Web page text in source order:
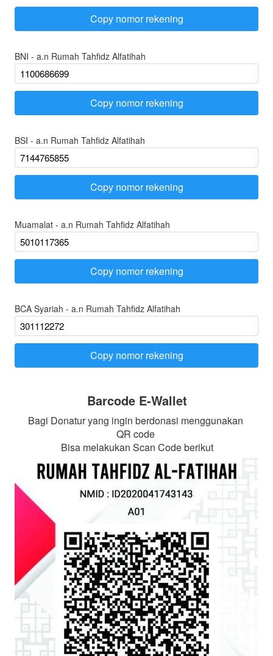
`
Copy nomor rekening
BNI - a.n Rumah Tahfidz Alfatihah
`
Copy nomor rekening
BSI - a.n Rumah Tahfidz Alfatihah
`
Copy nomor rekening
Muamalat - a.n Rumah Tahfidz Alfatihah
`
Copy nomor rekening
BCA Syariah - a.n Rumah Tahfidz Alfatihah
`
Copy nomor rekening
Barcode E-Wallet
Bagi Donatur yang ingin berdonasi menggunakan
QR code
Bisa melakukan Scan Code berikut